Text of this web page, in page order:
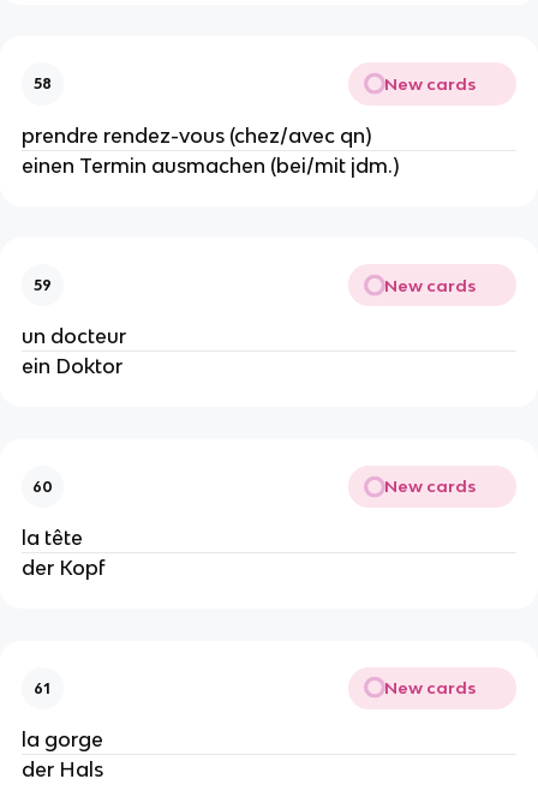
58 New cards
prendre rendez-vous (chez/avec qn)
einen Termin ausmachen (bei/mit jdm.)
59 New cards
un docteur
ein Doktor
60 New cards
la tête
der Kopf
61 New cards
la gorge
der Hals